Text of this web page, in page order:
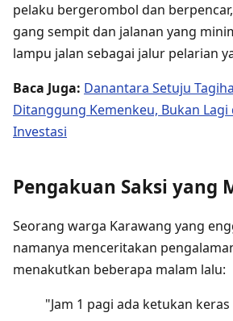
pelaku bergerombol dan
gang sempit dan jalanan yang
lampu jalan sebagai jalur pelarian
Baca Juga: Danantara Setuju
Ditanggung Kemenkeu, Bukan Lagi
Investasi
Pengakuan Saksi yang
Seorang warga Karawang yang
namanya menceritakan
menakutkan beberapa malam lalu:
"Jam 1 pagi ada ketukan